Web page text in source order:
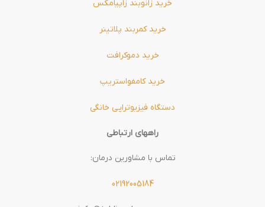
خرید زانوبند زاپیامکس
خرید کمربند پلاتینر
خرید دموکرافت
خرید کامفواستریپ
دستگاه فیزیوتراپی خانگی
راههای ارتباطی
تماس با مشاورین درمان:
02192005184